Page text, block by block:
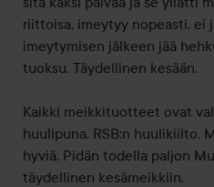
riittoisa, imeytyy nopeasti, ei
imeytymisen jälkeen jää
tuoksu. Täydellinen kesään.
Kaikki meikkituotteet ovat
huulipuna, RSB:n huulikiilto,
hyviä. Pidän todella paljon
täydellinen kesämeikkiin.